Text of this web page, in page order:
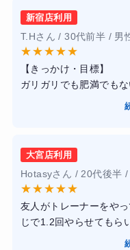
新宿店利用
T.Hさん / 30代前半 / 男
★★★★★
【きっかけ・目標】
ガリガリでも肥満でも
型」を打破したくて入
【感想】
新宿店を利用しました
ベルの身体をしており
ングはかなりハードで
の追い込み方が絶妙で
強度で追い込めます。
ョンが爆上がりします
大宮店利用
Hotasyさん / 20代後半
★★★★★
友人がトレーナーをや
じで1.2回やらせてもら
ジムの中はとても清潔